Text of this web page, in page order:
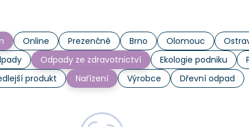
Online Prezenčně Brno Olomouc
Odpady ze zdravotnictví Ekologie podniku
produkt Nařízení Výrobce Dřevní odpad